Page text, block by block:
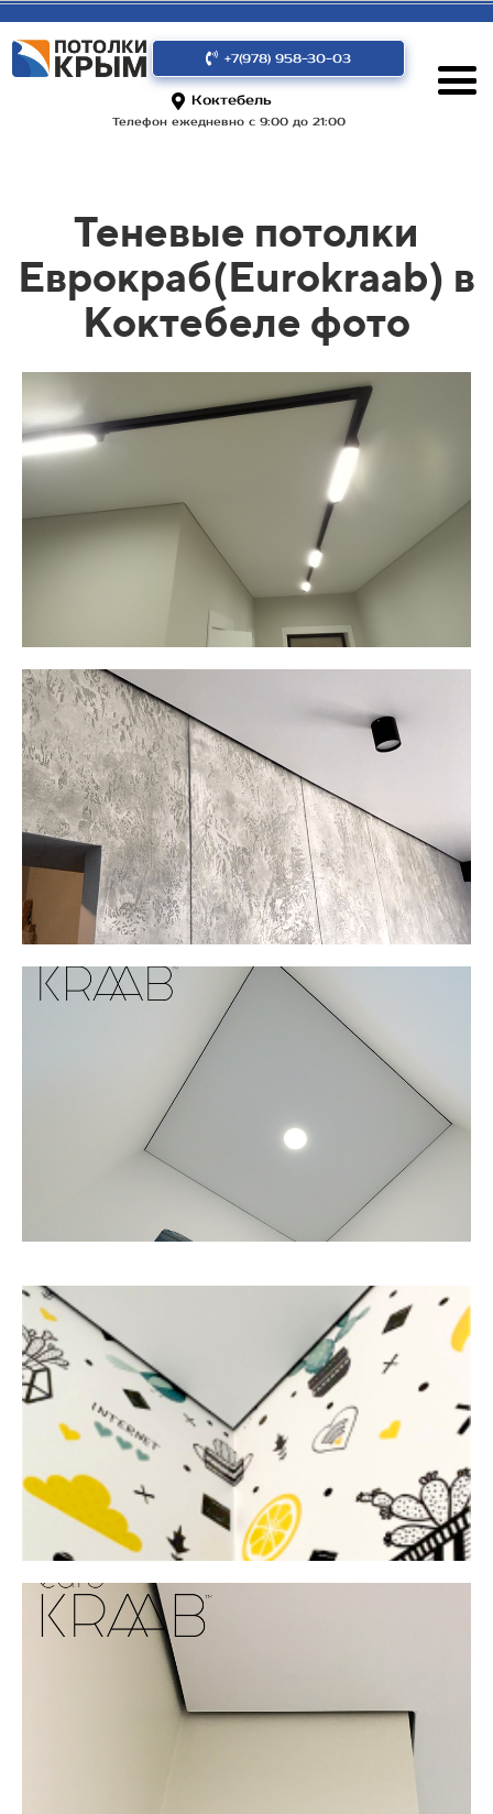
+7(978) 958-30-03
Коктебель
Телефон ежедневно с 9:00 до 21:00
Теневые потолки
Еврокраб(Eurokraab) в
Коктебеле фото